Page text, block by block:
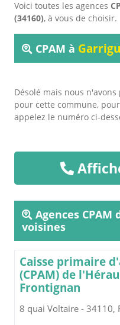
Voici toutes les agences
(34160), à vous de choisir.
CPAM à
Désolé mais nous n'avons
pour cette commune,
appelez le numéro ci-
Agences
voisines
Caisse primaire
(CPAM) de
Frontignan
8 quai Voltaire - 34110,